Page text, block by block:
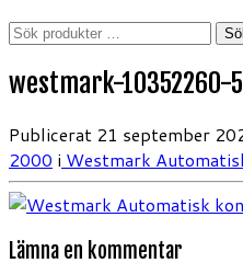
Sök
westmark-10352260-
Publicerat 21 september
2000 i Westmark
Lämna en kommentar